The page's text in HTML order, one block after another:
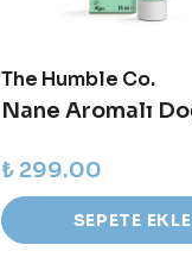
The Humble Co.
₺ 299.00
SEPETE EKLE